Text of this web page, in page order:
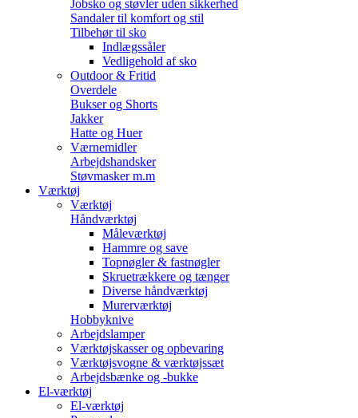
Jobsko og støvler uden sikkerhed
Sandaler til komfort og stil
Tilbehør til sko
Indlægssåler
Vedligehold af sko
Outdoor & Fritid
Overdele
Bukser og Shorts
Jakker
Hatte og Huer
Værnemidler
Arbejdshandsker
Støvmasker m.m
Værktøj
Værktøj
Håndværktøj
Måleværktøj
Hammre og save
Topnøgler & fastnøgler
Skruetrækkere og tænger
Diverse håndværktøj
Murerværktøj
Hobbyknive
Arbejdslamper
Værktøjskasser og opbevaring
Værktøjsvogne & værktøjssæt
Arbejdsbænke og -bukke
El-værktøj
El-værktøj